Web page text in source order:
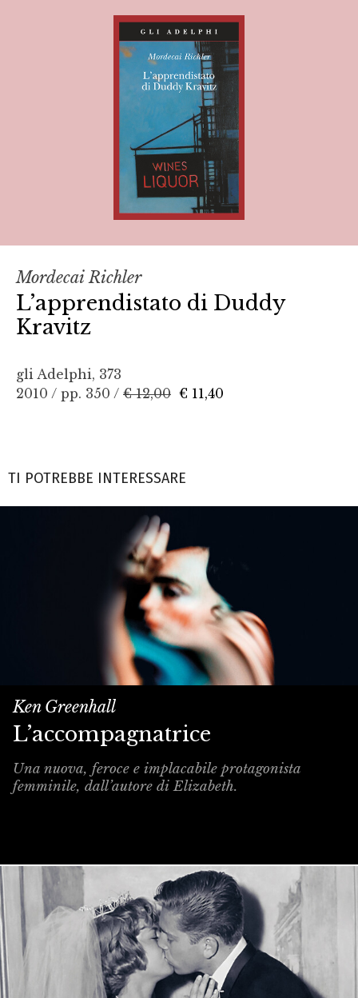
Mordecai Richler
L’apprendistato di Duddy
Kravitz
gli Adelphi, 373
2010 / pp. 350 / € 12,00 € 11,40
TI POTREBBE INTERESSARE
Ken Greenhall
L’accompagnatrice
Una nuova, feroce e implacabile protagonista
femminile, dall’autore di Elizabeth.